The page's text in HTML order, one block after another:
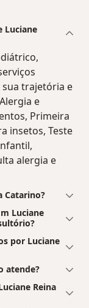
Luciane
sua trajetória e
e
Primeira
insetos, Teste
alergia e
Catarino?
Luciane
por Luciane
atende?
Reina